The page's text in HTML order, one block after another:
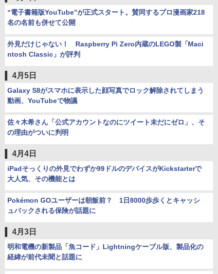
“電子書籍版YouTube”が正式スタート。賛同するプロ漫画家218
名の名前も併せて公開
外見だけじゃない！ Raspberry Pi Zero内蔵のLEGO製「Maci
ntosh Classic」が評判
4月5日
Galaxy S8がスマホに表示した顔写真でロック解除されてしまう
動画、YouTubeで物議
佐々木希さん「公式アカウントなのにツイート未だにゼロ」、そ
の理由がついに判明
4月4日
iPadそっくりの外見でわずか99ドルのデバイスがKickstarterで
大人気、その機能とは
Pokémon GOユーザーは朝飯前？ 1日8000歩歩くとキャッシ
ュバックされる保険が話題に
4月3日
明和電機の新製品「魚コード」Lightningケーブル版、製品化の
経緯が前代未聞と話題に